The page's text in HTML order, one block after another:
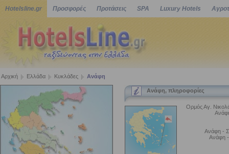
Hotelsline.gr Προσφορές Προτάσεις SPA Luxury Hotels
Αρχική Ελλάδα Κυκλάδες Ανάφη
Ανάφη, πληροφορίες
Ορμός Αγ.
Ανάφη -
Ανάφη -